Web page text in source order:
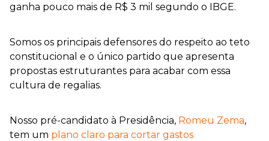
ganha pouco mais de R$ 3 mil segundo o IBGE.
Somos os principais defensores do respeito ao teto
constitucional e o único partido que apresenta
propostas estruturantes para acabar com essa
cultura de regalias.
Nosso pré-candidato à Presidência, Romeu Zema,
tem um plano claro para cortar gastos